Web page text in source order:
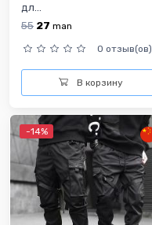
дл...
55 27 man
0 отзыв(ов)
В корзину
-14%